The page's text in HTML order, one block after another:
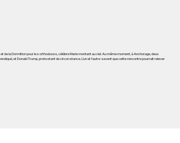
de la Dormition pour les orthodoxes, célèbre Marie montant au ciel. Au même moment, à Anchorage, deux
et Donald Trump, protestant de circonstance. L’un et l’autre savent que cette rencontre pourrait relever